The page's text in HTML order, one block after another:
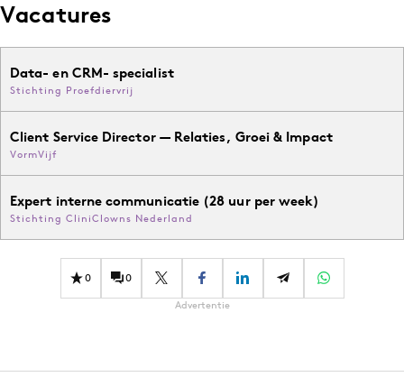
Vacatures
Data- en CRM- specialist
Stichting Proefdiervrij
Client Service Director — Relaties, Groei & Impact
VormVijf
Expert interne communicatie (28 uur per week)
Stichting CliniClowns Nederland
0 0
Advertentie